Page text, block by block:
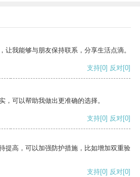
让我能够与朋友保持联系，分享生活点滴。
支持[0] 反对[0]
，可以帮助我做出更准确的选择。
支持[0] 反对[0]
提高，可以加强防护措施，比如增加双重验
支持[0] 反对[0]